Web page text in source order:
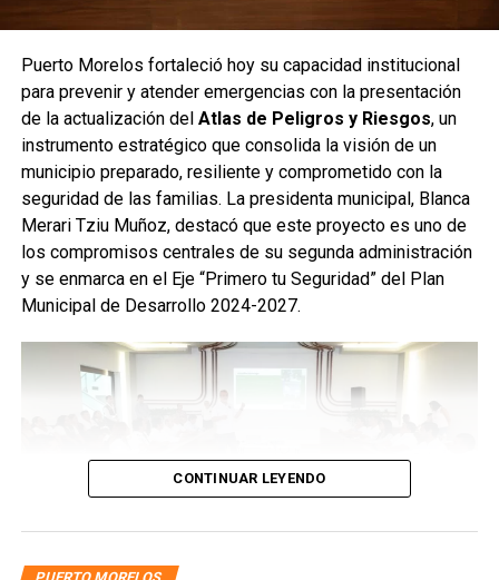
Puerto Morelos fortaleció hoy su capacidad institucional
para prevenir y atender emergencias con la presentación
de la actualización del Atlas de Peligros y Riesgos, un
instrumento estratégico que consolida la visión de un
municipio preparado, resiliente y comprometido con la
seguridad de las familias. La presidenta municipal, Blanca
Merari Tziu Muñoz, destacó que este proyecto es uno de
los compromisos centrales de su segunda administración
y se enmarca en el Eje “Primero tu Seguridad” del Plan
Municipal de Desarrollo 2024-2027.
CONTINUAR LEYENDO